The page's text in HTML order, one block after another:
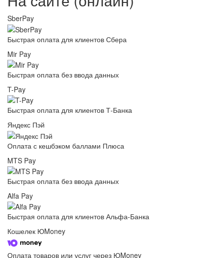
SberPay
Быстрая оплата для клиентов Сбера
Mir Pay
Быстрая оплата без ввода данных
T-Pay
Быстрая оплата для клиентов Т-Банка
Яндекс Пэй
Оплата с кешбэком баллами Плюса
MTS Pay
Быстрая оплата без ввода данных
Alfa Pay
Быстрая оплата для клиентов Альфа-Банка
Кошелек ЮMoney
Оплата товаров или услуг через ЮMoney